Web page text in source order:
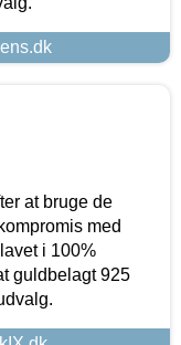
at bruge de
med
i 100%
guldbelagt 925